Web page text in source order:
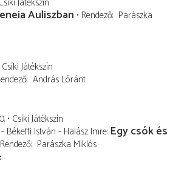
Auliszban Rendező Parászka
Csíki Játékszín
András Lóránt
Csíki Játékszín
Békeffi István - Halász Imre Egy csók és
Rendező Parászka Miklós